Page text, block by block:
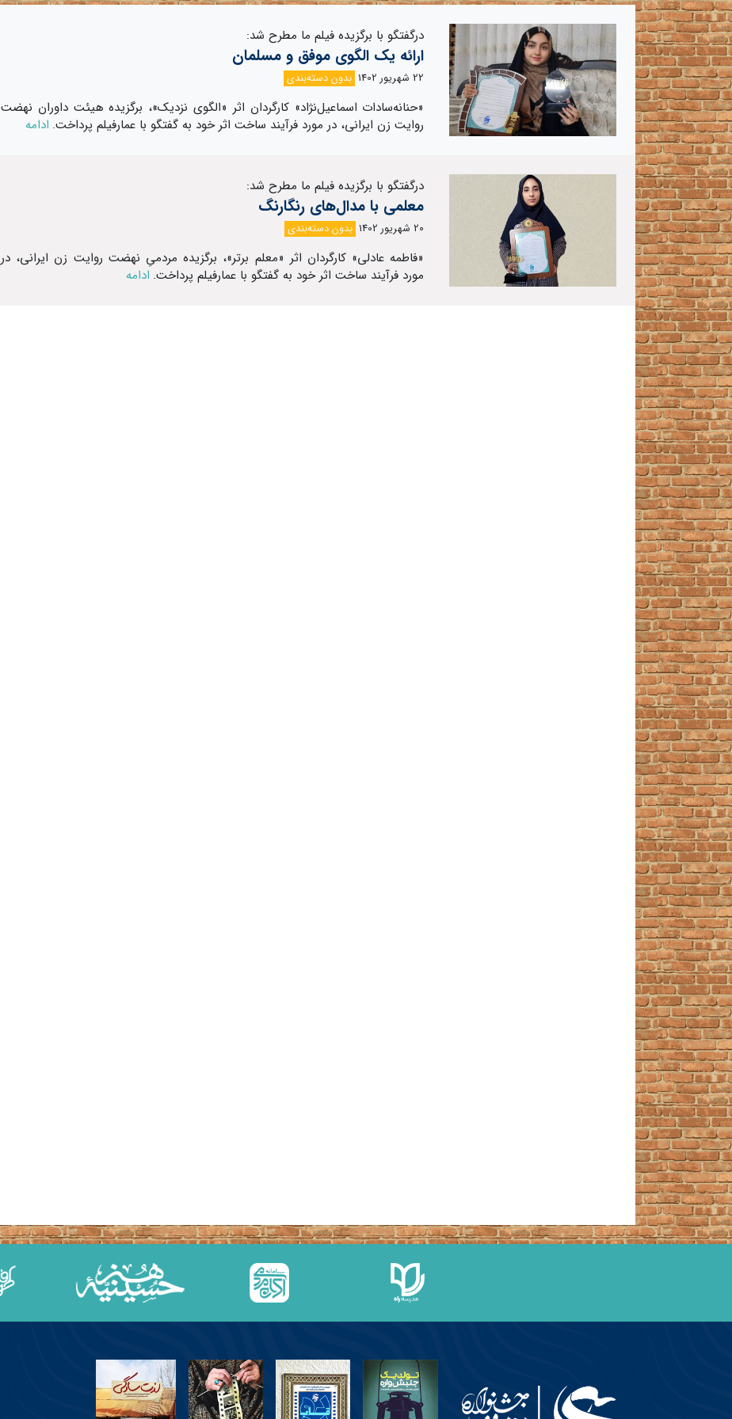
درگفتگو با برگزیده فیلم ما مطرح شد:
ارائه یک الگوی موفق و مسلمان
22 شهریور 1402 بدون دسته‌بندی
«حنانه‌سادات اسماعیل‌نژاد» کارگردان اثر «الگوی نزدیک»، برگزیده هیئت داوران نهضت
روایت زن ایرانی، در مورد فرآیند ساخت اثر خود به گفتگو با عمارفیلم پرداخت. ادامه
درگفتگو با برگزیده فیلم ما مطرح شد:
معلمی با مدال‌های رنگارنگ
20 شهریور 1402 بدون دسته‌بندی
«فاطمه عادلی» کارگردان اثر «معلم برتر»، برگزیده مردمیِ نهضت روایت زن ایرانی، در
مورد فرآیند ساخت اثر خود به گفتگو با عمارفیلم پرداخت. ادامه